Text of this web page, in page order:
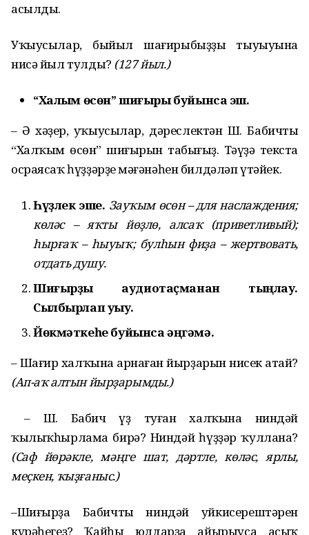
асылды.
Уҡыусылар, быйыл шағирыбыҙҙың тыуыуына
нисә йыл тулды? (127 йыл.)
“Халҡым өсөн” шиғыры буйынса эш.
– Ә хәҙер, уҡыусылар, дәреслектән Ш. Бабичтың
“Халҡым өсөн” шиғырын табығыҙ. Тәүҙә текста
осраясаҡ һүҙҙәрҙең мәғәнәһен билдәләп үтәйек.
Һүҙлек эше. Зауҡым өсөн – для наслаждения;
көләс – яҡты йөҙлө, алсаҡ (приветливый);
һырғаҡ – һыуыҡ; булһын фиҙа – жертвовать,
отдать душу.
Шиғырҙы аудиотаҫманан тыңлау.
Сылбырлап уҡыу.
Йөкмәткеһе буйынса әңгәмә.
– Шағир халҡына арнаған йырҙарын нисек атай?
(Ап-аҡ алтын йырҙарымды.)
– Ш. Бабич үҙ туған халҡына ниндәй
ҡылыҡһырлама бирә? Ниндәй һүҙҙәр ҡуллана?
(Саф йөрәкле, мәңге шат, дәртле, көләс, ярлы,
меҫкен, ҡыҙғаныс.)
–Шиғырҙа Бабичтың ниндәй уйкисерештәрен
күрәһегеҙ? Ҡайһы юлдарҙа айырыуса асыҡ